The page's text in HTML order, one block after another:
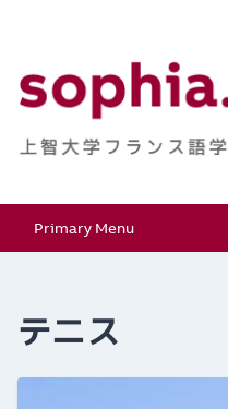
上智大学
科同窓会
Primary Menu
テニス